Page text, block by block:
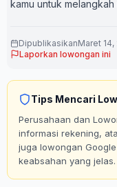
kamu untuk melangkah
DipublikasikanMaret 14,
Laporkan lowongan ini
Tips Mencari
Perusahaan dan
informasi rekening,
juga lowongan
keabsahan yang jelas.